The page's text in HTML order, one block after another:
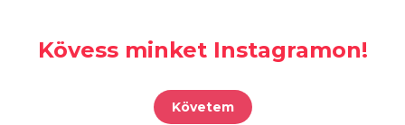
Kövess minket Instagramon!
Követem